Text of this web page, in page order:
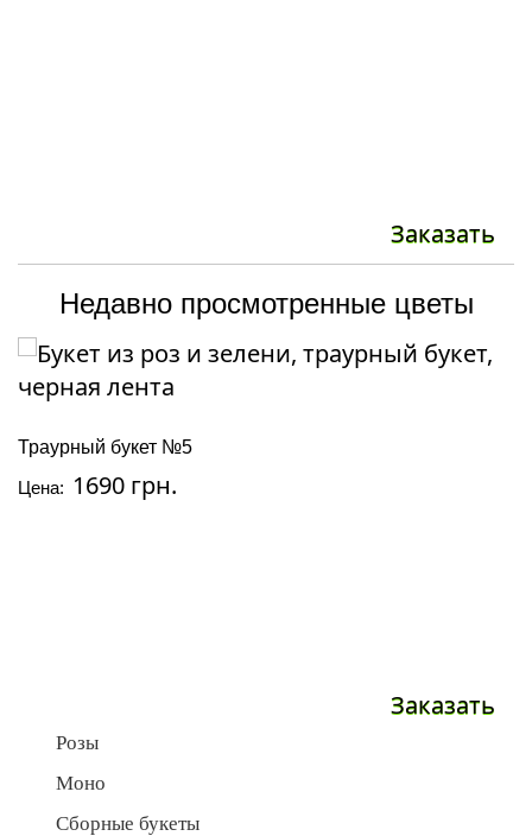
Заказать
Недавно просмотренные цветы
Траурный букет №5
Цена: 1690 грн.
Заказать
Розы
Моно
Сборные букеты